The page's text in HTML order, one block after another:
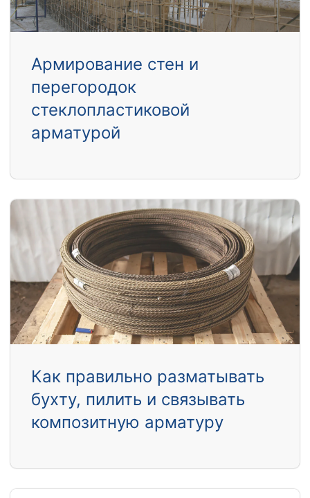
Армирование стен и
перегородок
стеклопластиковой
арматурой
Как правильно разматывать
бухту, пилить и связывать
композитную арматуру